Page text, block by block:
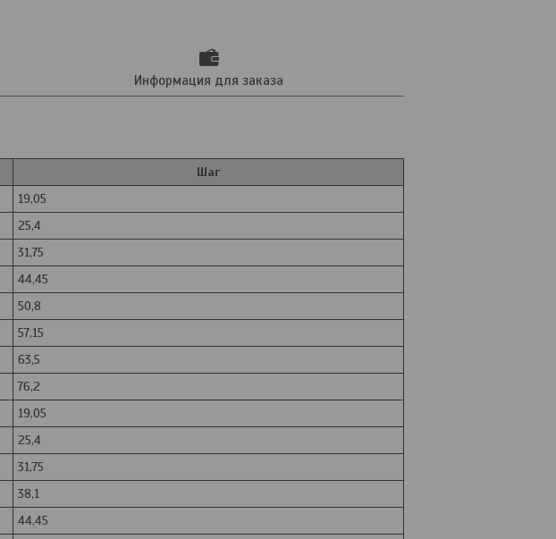
Информация для заказа
Шаг
19,05
25,4
31,75
44,45
50,8
57,15
63,5
76,2
19,05
25,4
31,75
38,1
44,45